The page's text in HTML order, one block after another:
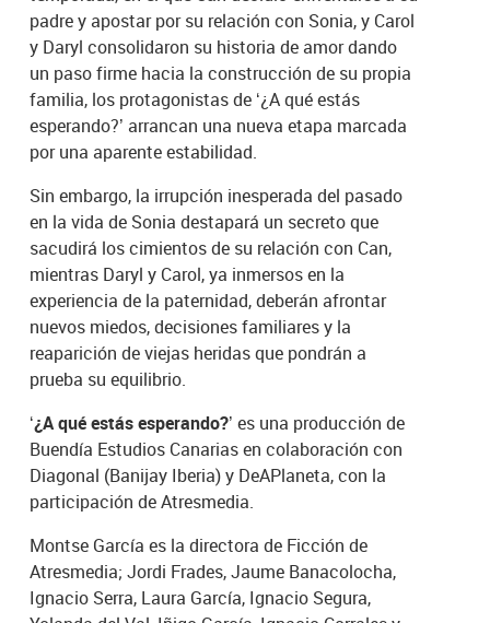
padre y apostar por su relación con Sonia, y Carol
y Daryl consolidaron su historia de amor dando
un paso firme hacia la construcción de su propia
familia, los protagonistas de ‘¿A qué estás
esperando?’ arrancan una nueva etapa marcada
por una aparente estabilidad.
Sin embargo, la irrupción inesperada del pasado
en la vida de Sonia destapará un secreto que
sacudirá los cimientos de su relación con Can,
mientras Daryl y Carol, ya inmersos en la
experiencia de la paternidad, deberán afrontar
nuevos miedos, decisiones familiares y la
reaparición de viejas heridas que pondrán a
prueba su equilibrio.
‘¿A qué estás esperando?’ es una producción de
Buendía Estudios Canarias en colaboración con
Diagonal (Banijay Iberia) y DeAPlaneta, con la
participación de Atresmedia.
Montse García es la directora de Ficción de
Atresmedia; Jordi Frades, Jaume Banacolocha,
Ignacio Serra, Laura García, Ignacio Segura,